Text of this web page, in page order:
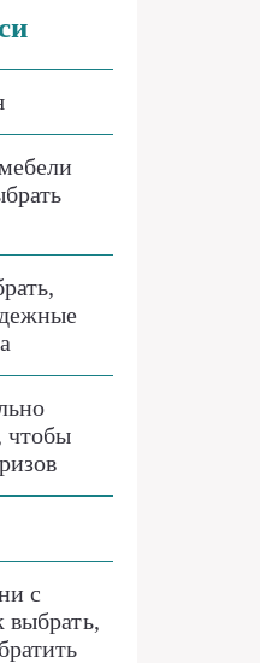
чтобы
с
выбрать,